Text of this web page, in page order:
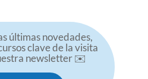
últimas novedades,
clave de la visita
newsletter ✉️